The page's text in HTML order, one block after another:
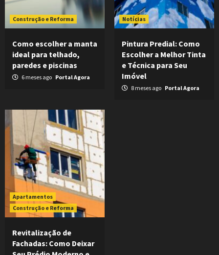
Construção e Reforma
Como escolher a manta
ideal para telhado,
paredes e piscinas
6 meses ago Portal Agora
Notícias
Pintura Predial: Como
Escolher a Melhor Tinta
e Técnica para Seu
Imóvel
8 meses ago Portal Agora
Apartamentos
Construção e Reforma
Revitalização de
Fachadas: Como Deixar